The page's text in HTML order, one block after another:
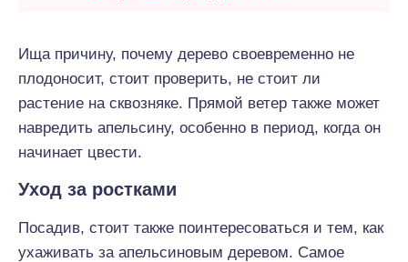
Ища причину, почему дерево своевременно не
плодоносит, стоит проверить, не стоит ли
растение на сквозняке. Прямой ветер также может
навредить апельсину, особенно в период, когда он
начинает цвести.
Уход за ростками
Посадив, стоит также поинтересоваться и тем, как
ухаживать за апельсиновым деревом. Самое